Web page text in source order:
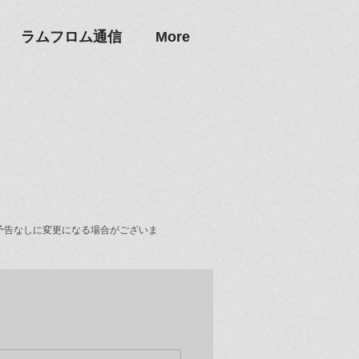
ラムフロム通信 More
なしに変更になる場合がございま